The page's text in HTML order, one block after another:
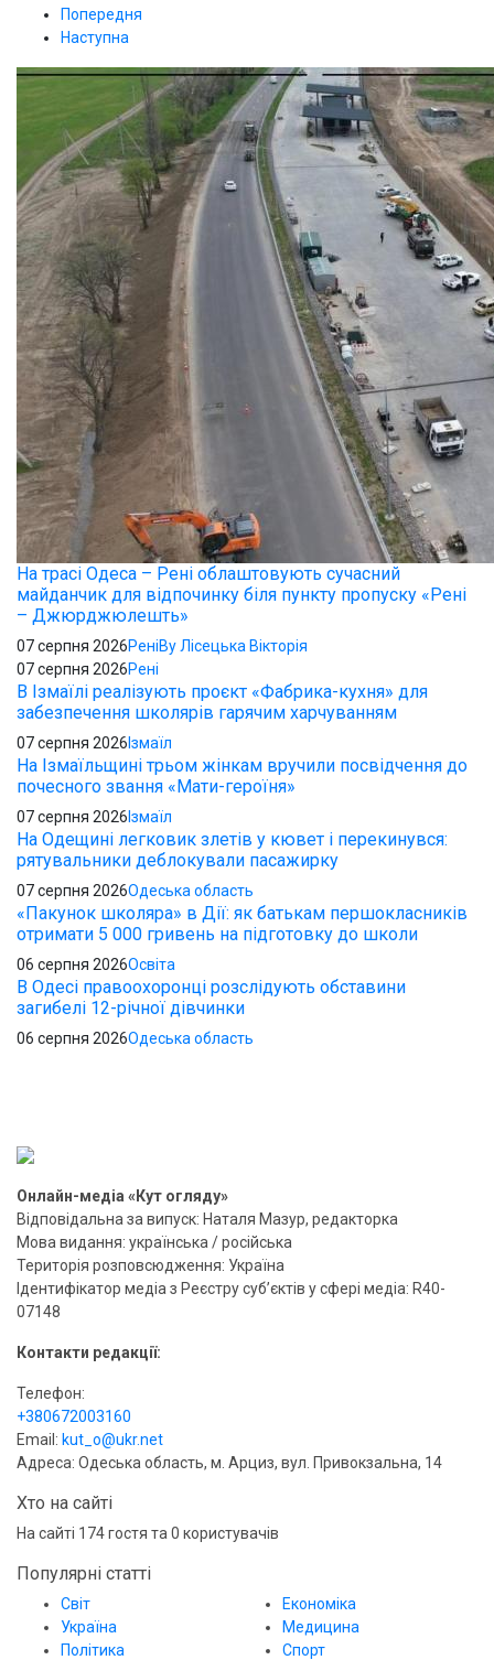
Попередня
Наступна
На трасі Одеса – Рені облаштовують сучасний
майданчик для відпочинку біля пункту пропуску «Рені
– Джюрджюлешть»
07 серпня 2026РеніBy Лісецька Вікторія
07 серпня 2026Рені
В Ізмаїлі реалізують проєкт «Фабрика-кухня» для
забезпечення школярів гарячим харчуванням
07 серпня 2026Ізмаїл
На Ізмаїльщині трьом жінкам вручили посвідчення до
почесного звання «Мати-героїня»
07 серпня 2026Ізмаїл
На Одещині легковик злетів у кювет і перекинувся:
рятувальники деблокували пасажирку
07 серпня 2026Одеська область
«Пакунок школяра» в Дії: як батькам першокласників
отримати 5 000 гривень на підготовку до школи
06 серпня 2026Освіта
В Одесі правоохоронці розслідують обставини
загибелі 12-річної дівчинки
06 серпня 2026Одеська область
Онлайн-медіа «Кут огляду»
Відповідальна за випуск: Наталя Мазур, редакторка
Мова видання: українська / російська
Територія розповсюдження: Україна
Ідентифікатор медіа з Реєстру суб’єктів у сфері медіа: R40-
07148
Контакти редакції:
Телефон:
+380672003160
Email: kut_o@ukr.net
Адреса: Одеська область, м. Арциз, вул. Привокзальна, 14
Хто на сайті
На сайті 174 гостя та 0 користувачів
Популярні статті
Світ
Україна
Політика
Економіка
Медицина
Спорт